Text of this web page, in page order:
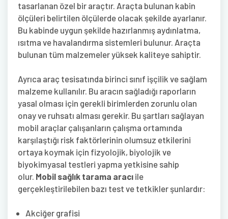
tasarlanan özel bir araçtır. Araçta bulunan kabin
ölçüleri belirtilen ölçülerde olacak şekilde ayarlanır.
Bu kabinde uygun şekilde hazırlanmış aydınlatma,
ısıtma ve havalandırma sistemleri bulunur. Araçta
bulunan tüm malzemeler yüksek kaliteye sahiptir.
Ayrıca araç tesisatında birinci sınıf işçilik ve sağlam
malzeme kullanılır. Bu aracın sağladığı raporların
yasal olması için gerekli birimlerden zorunlu olan
onay ve ruhsatı alması gerekir. Bu şartları sağlayan
mobil araçlar çalışanların çalışma ortamında
karşılaştığı risk faktörlerinin olumsuz etkilerini
ortaya koymak için fizyolojik, biyolojik ve
biyokimyasal testleri yapma yetkisine sahip
olur. Mobil sağlık tarama aracı ile
gerçekleştirilebilen bazı test ve tetkikler şunlardır:
Akciğer grafisi